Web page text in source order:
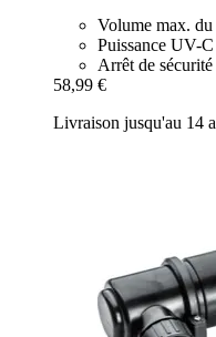
Volume max. du
Puissance UV-
Arrêt de
58,99 €
Livraison jusqu'au 14